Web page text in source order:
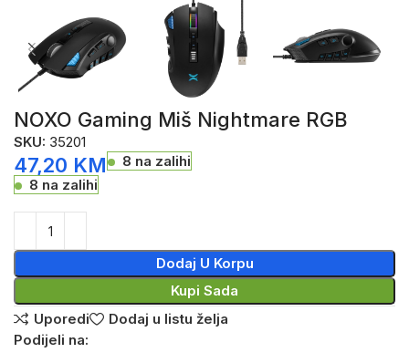
NOXO Gaming Miš Nightmare RGB
SKU: 35201
47,20 KM
8 na zalihi
8 na zalihi
Dodaj U Korpu
Kupi Sada
Uporedi
Dodaj u listu želja
Podijeli na: